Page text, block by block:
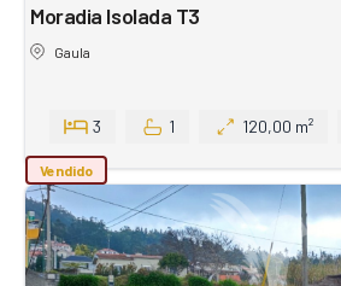
Moradia Isolada T3
Gaula
3 1 120,00 m²
Vendido